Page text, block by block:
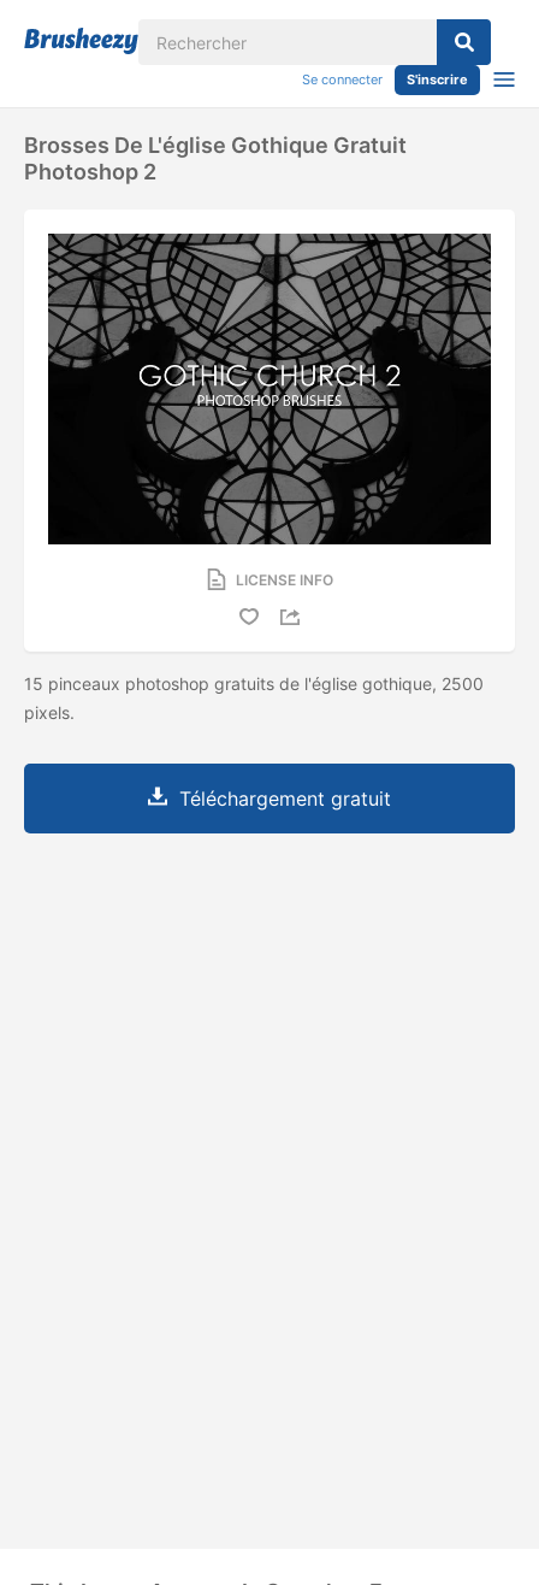
Se connecter S'inscrire
Brosses De L'église Gothique Gratuit
Photoshop 2
LICENSE INFO
15 pinceaux photoshop gratuits de l'église gothique, 2500
pixels.
Téléchargement gratuit